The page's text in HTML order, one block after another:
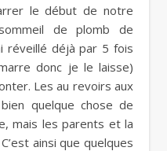
le début de notre
de plomb de
réveillé déjà par 5 fois
donc je le laisse)
Les au revoirs aux
quelque chose de
mais les parents et la
ainsi que quelques